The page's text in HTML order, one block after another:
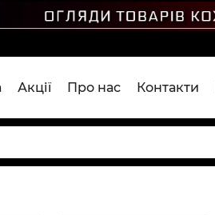
Акції Про нас Контакти